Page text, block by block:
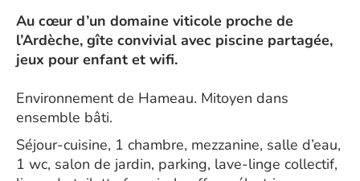
Au cœur d’un domaine viticole proche de
l’Ardèche, gîte convivial avec piscine partagée,
jeux pour enfant et wifi.
Environnement de Hameau. Mitoyen dans
ensemble bâti.
Séjour-cuisine, 1 chambre, mezzanine, salle d’eau,
1 wc, salon de jardin, parking, lave-linge collectif,